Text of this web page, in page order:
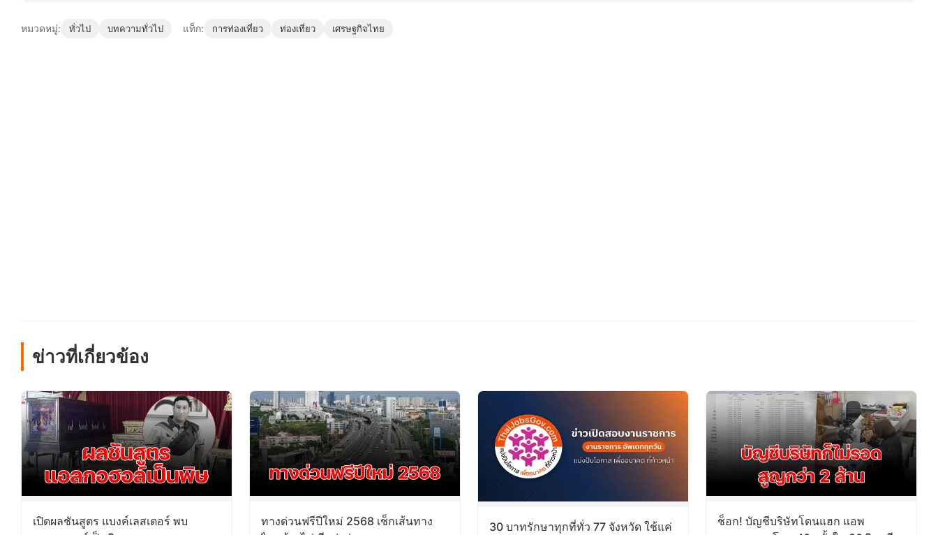
หมวดหมู่: ทั่วไป บทความทั่วไป แท็ก: การท่องเที่ยว ท่องเที่ยว เศรษฐกิจไทย
ข่าวที่เกี่ยวข้อง
เปิดผลชันสูตร แบงค์เลสเตอร์ พบ
ทางด่วนฟรีปีใหม่ 2568 เช็กเส้นทาง
30 บาทรักษาทุกที่ทั่ว 77 จังหวัด ใช้แค่
ช็อก! บัญชีบริษัทโดนแฮก แอพ